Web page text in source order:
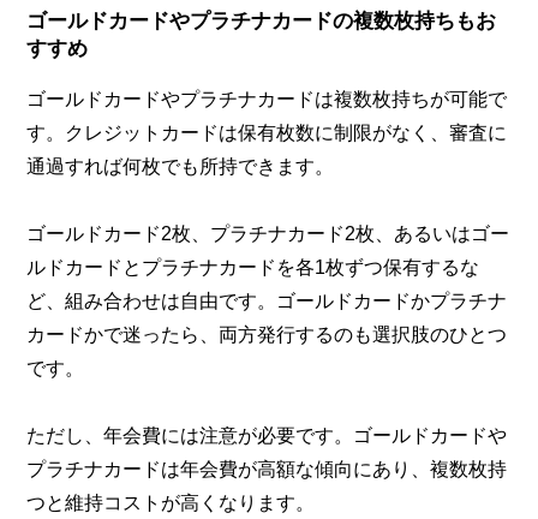
ゴールドカードやプラチナカードの複数枚持ちもお
すすめ
ゴールドカードやプラチナカードは複数枚持ちが可能で
す。クレジットカードは保有枚数に制限がなく、審査に
通過すれば何枚でも所持できます。
ゴールドカード2枚、プラチナカード2枚、あるいはゴー
ルドカードとプラチナカードを各1枚ずつ保有するな
ど、組み合わせは自由です。ゴールドカードかプラチナ
カードかで迷ったら、両方発行するのも選択肢のひとつ
です。
ただし、年会費には注意が必要です。ゴールドカードや
プラチナカードは年会費が高額な傾向にあり、複数枚持
つと維持コストが高くなります。